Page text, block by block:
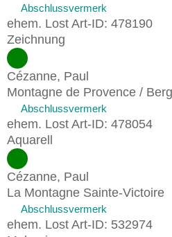
Abschlussvermerk
ehem. Lost Art-ID: 478190
Zeichnung
Cézanne, Paul
Montagne de Provence /
Abschlussvermerk
ehem. Lost Art-ID: 478054
Aquarell
Cézanne, Paul
La Montagne Sainte-Victoire
Abschlussvermerk
ehem. Lost Art-ID: 532974